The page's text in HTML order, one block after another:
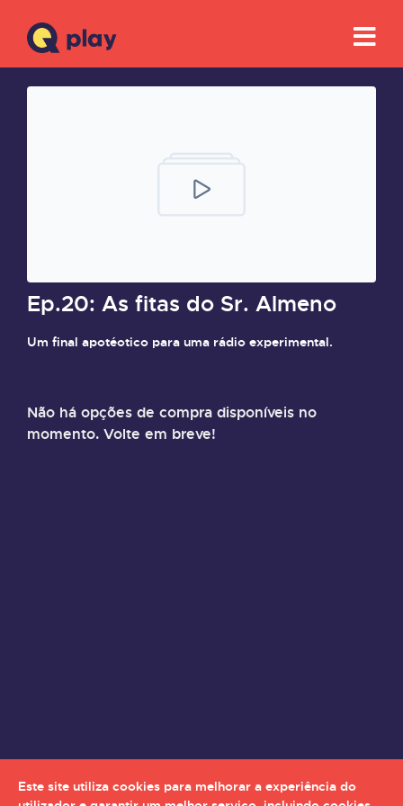
Ep.20: As fitas do Sr. Almeno
Um final apotéotico para uma rádio experimental.
Não há opções de compra disponíveis no
momento. Volte em breve!
Este site utiliza cookies para melhorar a experiência do